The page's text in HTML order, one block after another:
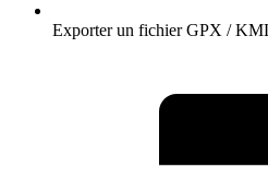
Exporter un fichier GPX /